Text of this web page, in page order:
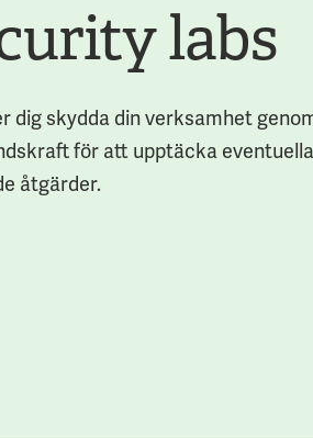
labs
dig skydda din verksamhet
för att upptäcka
åtgärder.